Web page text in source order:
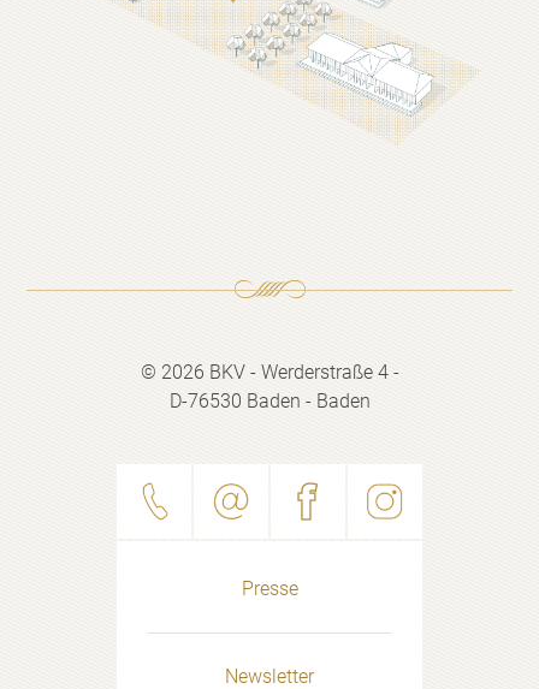
© 2026 BKV - Werderstraße 4 -
D-76530 Baden - Baden
Presse
Newsletter